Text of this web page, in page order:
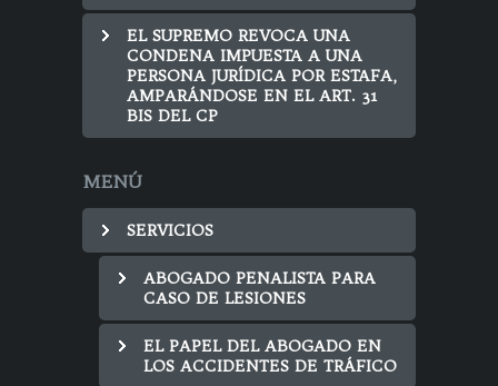
EL SUPREMO REVOCA UNA
CONDENA IMPUESTA A UNA
PERSONA JURÍDICA POR ESTAFA,
AMPARÁNDOSE EN EL ART. 31
BIS DEL CP
MENÚ
SERVICIOS
ABOGADO PENALISTA PARA
CASO DE LESIONES
EL PAPEL DEL ABOGADO EN
LOS ACCIDENTES DE TRÁFICO